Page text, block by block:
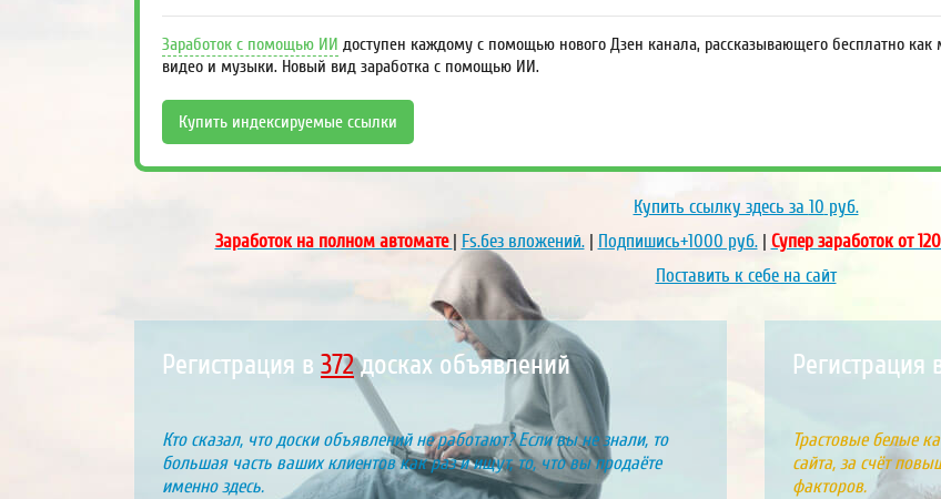
Заработок с помощью ИИ доступен каждому с помощью нового Дзен канала, рассказывающего бесплатно как
видео и музыки. Новый вид заработка с помощью ИИ.
Купить индексируемые ссылки
Купить ссылку здесь за 10 руб.
Заработок на полном автомате| Fs.без вложений.| Подпишись+1000 руб.| Супер заработок от
Поставить к себе на сайт
Регистрация в 431досках объявлений
Кто сказал, что доски объявлений не работают? Если вы не знали, то
большая часть ваших клиентов как раз и ищут, то, что вы продаёте
именно здесь.
Регистрация
Трастовые белые
сайта, за счёт
факторов.